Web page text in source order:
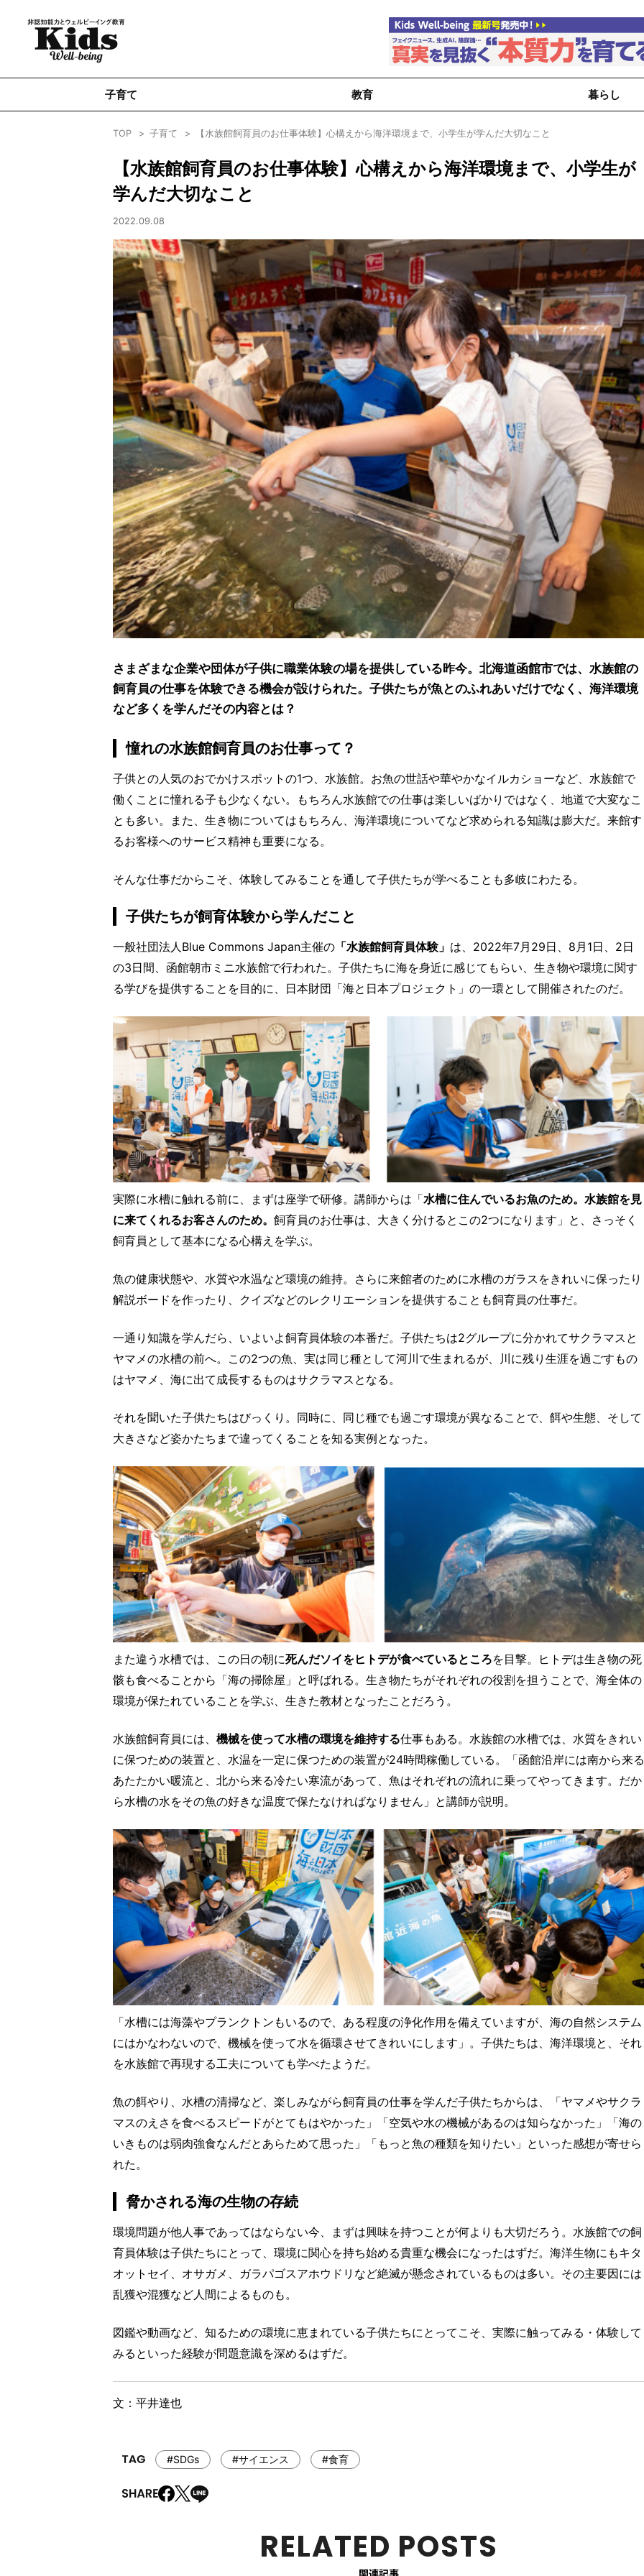
子育て 教育 暮らし
TOP 子育て 【水族館飼育員のお仕事体験】心構えから海洋環境まで、小学生が学んだ大切なこと
【水族館飼育員のお仕事体験】心構えから海洋環境まで、小学生が
学んだ大切なこと
2022.09.08
さまざまな企業や団体が子供に職業体験の場を提供している昨今。北海道函館市では、水族館の
飼育員の仕事を体験できる機会が設けられた。子供たちが魚とのふれあいだけでなく、海洋環境
など多くを学んだその内容とは？
憧れの水族館飼育員のお仕事って？
子供との人気のおでかけスポットの1つ、水族館。お魚の世話や華やかなイルカショーなど、水族館で
働くことに憧れる子も少なくない。もちろん水族館での仕事は楽しいばかりではなく、地道で大変なこ
とも多い。また、生き物についてはもちろん、海洋環境についてなど求められる知識は膨大だ。来館す
るお客様へのサービス精神も重要になる。
そんな仕事だからこそ、体験してみることを通して子供たちが学べることも多岐にわたる。
子供たちが飼育体験から学んだこと
一般社団法人Blue Commons Japan主催の 「水族館飼育員体験」 は、2022年7月29日、8月1日、2日
の3日間、函館朝市ミニ水族館で行われた。子供たちに海を身近に感じてもらい、生き物や環境に関す
る学びを提供することを目的に、日本財団「海と日本プロジェクト」の一環として開催されたのだ。
実際に水槽に触れる前に、まずは座学で研修。講師からは「水槽に住んでいるお魚のため。水族館を見
に来てくれるお客さんのため。 飼育員のお仕事は、大きく分けるとこの2つになります」と、さっそく
飼育員として基本になる心構えを学ぶ。
魚の健康状態や、水質や水温など環境の維持。さらに来館者のために水槽のガラスをきれいに保ったり
解説ボードを作ったり、クイズなどのレクリエーションを提供することも飼育員の仕事だ。
一通り知識を学んだら、いよいよ飼育員体験の本番だ。子供たちは2グループに分かれてサクラマスと
ヤマメの水槽の前へ。この2つの魚、実は同じ種として河川で生まれるが、川に残り生涯を過ごすもの
はヤマメ、海に出て成長するものはサクラマスとなる。
それを聞いた子供たちはびっくり。同時に、同じ種でも過ごす環境が異なることで、餌や生態、そして
大きさなど姿かたちまで違ってくることを知る実例となった。
また違う水槽では、この日の朝に死んだソイをヒトデが食べているところを目撃。ヒトデは生き物の死
骸も食べることから「海の掃除屋」と呼ばれる。生き物たちがそれぞれの役割を担うことで、海全体の
環境が保たれていることを学ぶ、生きた教材となったことだろう。
水族館飼育員には、 機械を使って水槽の環境を維持する仕事もある。水族館の水槽では、水質をきれい
に保つための装置と、水温を一定に保つための装置が24時間稼働している。「函館沿岸には南から来る
あたたかい暖流と、北から来る冷たい寒流があって、魚はそれぞれの流れに乗ってやってきます。だか
ら水槽の水をその魚の好きな温度で保たなければなりません」と講師が説明。
「水槽には海藻やプランクトンもいるので、ある程度の浄化作用を備えていますが、海の自然システム
にはかなわないので、機械を使って水を循環させてきれいにします」。子供たちは、海洋環境と、それ
を水族館で再現する工夫についても学べたようだ。
魚の餌やり、水槽の清掃など、楽しみながら飼育員の仕事を学んだ子供たちからは、「ヤマメやサクラ
マスのえさを食べるスピードがとてもはやかった」「空気や水の機械があるのは知らなかった」「海の
いきものは弱肉強食なんだとあらためて思った」「もっと魚の種類を知りたい」といった感想が寄せら
れた。
脅かされる海の生物の存続
環境問題が他人事であってはならない今、まずは興味を持つことが何よりも大切だろう。水族館での飼
育員体験は子供たちにとって、環境に関心を持ち始める貴重な機会になったはずだ。海洋生物にもキタ
オットセイ、オサガメ、ガラパゴスアホウドリなど絶滅が懸念されているものは多い。その主要因には
乱獲や混獲など人間によるものも。
図鑑や動画など、知るための環境に恵まれている子供たちにとってこそ、実際に触ってみる・体験して
みるといった経験が問題意識を深めるはずだ。
文：平井達也
#SDGs #サイエンス #食育
RELATED POSTS
関連記事